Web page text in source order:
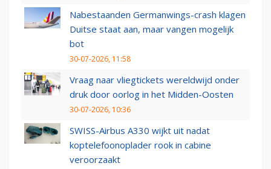
Nabestaanden Germanwings-crash klagen
Duitse staat aan, maar vangen mogelijk
bot
30-07-2026, 11:58
Vraag naar vliegtickets wereldwijd onder
druk door oorlog in het Midden-Oosten
30-07-2026, 10:36
SWISS-Airbus A330 wijkt uit nadat
koptelefoonoplader rook in cabine
veroorzaakt